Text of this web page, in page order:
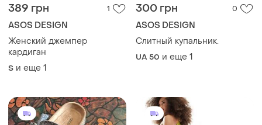
389 грн 1
ASOS DESIGN
Женский джемпер
кардиган
S и еще 1
300 грн 0
ASOS DESIGN
Слитный купальник.
UA 50 и еще 1